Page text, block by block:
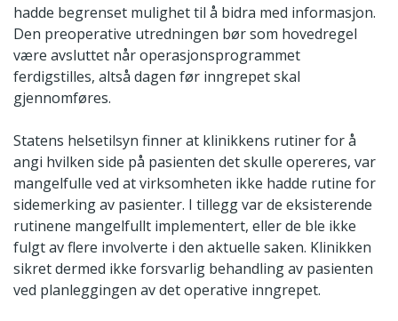
hadde begrenset mulighet til å bidra med informasjon.
Den preoperative utredningen bør som hovedregel
være avsluttet når operasjonsprogrammet
ferdigstilles, altså dagen før inngrepet skal
gjennomføres.
Statens helsetilsyn finner at klinikkens rutiner for å
angi hvilken side på pasienten det skulle opereres, var
mangelfulle ved at virksomheten ikke hadde rutine for
sidemerking av pasienter. I tillegg var de eksisterende
rutinene mangelfullt implementert, eller de ble ikke
fulgt av flere involverte i den aktuelle saken. Klinikken
sikret dermed ikke forsvarlig behandling av pasienten
ved planleggingen av det operative inngrepet.